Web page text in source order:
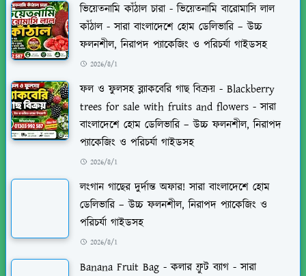
ভিয়েতনামি কাঁঠাল চারা - ভিয়েতনামি বারোমাসি লাল
কাঁঠাল - সারা বাংলাদেশে হোম ডেলিভারি – উচ্চ
ফলনশীল, নিরাপদ প্যাকেজিং ও পরিচর্যা গাইডসহ
2026/8/1
ফল ও ফুলসহ ব্ল্যাকবেরি গাছ বিক্রয় - Blackberry
trees for sale with fruits and flowers - সারা
বাংলাদেশে হোম ডেলিভারি – উচ্চ ফলনশীল, নিরাপদ
প্যাকেজিং ও পরিচর্যা গাইডসহ
2026/8/1
লংগান গাছের দুর্দান্ত অফার! সারা বাংলাদেশে হোম
ডেলিভারি – উচ্চ ফলনশীল, নিরাপদ প্যাকেজিং ও
পরিচর্যা গাইডসহ
2026/8/1
Banana Fruit Bag - কলার ফ্রুট ব্যাগ - সারা